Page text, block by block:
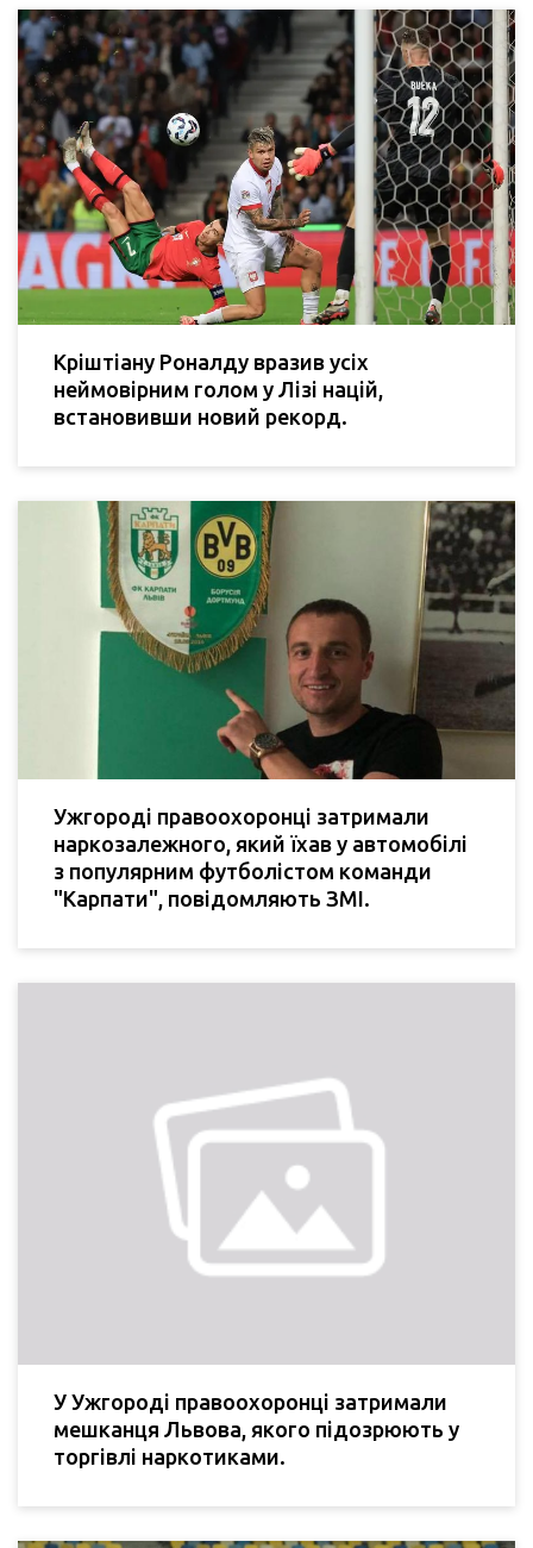
Кріштіану Роналду вразив усіх
неймовірним голом у Лізі націй,
встановивши новий рекорд.
Ужгороді правоохоронці затримали
наркозалежного, який їхав у автомобілі
з популярним футболістом команди
"Карпати", повідомляють ЗМІ.
У Ужгороді правоохоронці затримали
мешканця Львова, якого підозрюють у
торгівлі наркотиками.